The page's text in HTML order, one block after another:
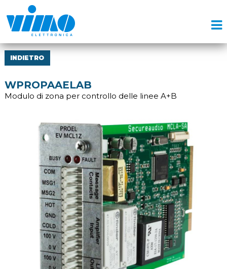
INDIETRO
WPROPAAELAB
Modulo di zona per controllo delle linee A+B